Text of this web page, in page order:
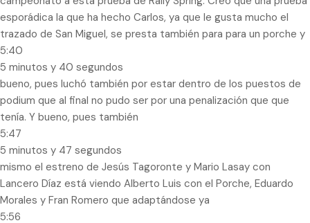
esporádica la que ha hecho Carlos, ya que le gusta mucho el
trazado de San Miguel, se presta también para para un porche y
5:40
5 minutos y 40 segundos
bueno, pues luchó también por estar dentro de los puestos de
podium que al final no pudo ser por una penalización que que
tenía. Y bueno, pues también
5:47
5 minutos y 47 segundos
mismo el estreno de Jesús Tagoronte y Mario Lasay con
Lancero Díaz está viendo Alberto Luis con el Porche, Eduardo
Morales y Fran Romero que adaptándose ya
5:56